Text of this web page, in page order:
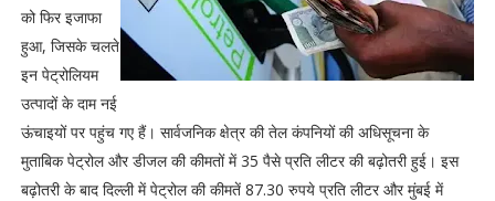
को फिर इजाफा
हुआ, जिसके चलते
इन पेट्रोलियम
उत्पादों के दाम नई
ऊंचाइयों पर पहुंच गए हैं। सार्वजनिक क्षेत्र की तेल कंपनियों की अधिसूचना के
मुताबिक पेट्रोल और डीजल की कीमतों में 35 पैसे प्रति लीटर की बढ़ोतरी हुई। इस
बढ़ोतरी के बाद दिल्ली में पेट्रोल की कीमतें 87.30 रुपये प्रति लीटर और मुंबई में